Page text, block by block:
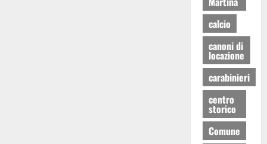
calcio
canoni di
locazione
carabinieri
centro
storico
Comune